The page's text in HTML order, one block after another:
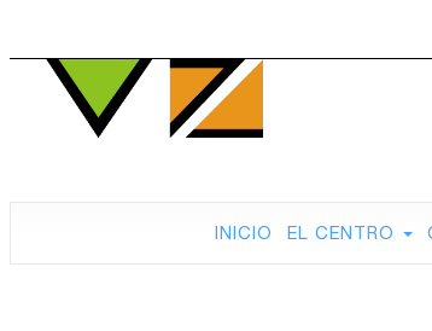
INICIO EL CENTRO